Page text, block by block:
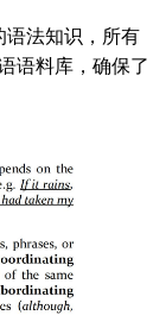
法知识，所有
语料库，确保了